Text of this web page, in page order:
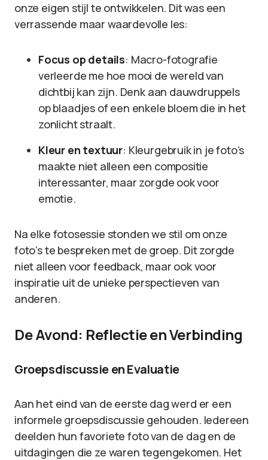
onze eigen stijl te ontwikkelen. Dit was een
verrassende maar waardevolle les:
Focus op details: Macro-fotografie
verleerde me hoe mooi de wereld van
dichtbij kan zijn. Denk aan dauwdruppels
op blaadjes of een enkele bloem die in het
zonlicht straalt.
Kleur en textuur: Kleurgebruik in je foto’s
maakte niet alleen een compositie
interessanter, maar zorgde ook voor
emotie.
Na elke fotosessie stonden we stil om onze
foto’s te bespreken met de groep. Dit zorgde
niet alleen voor feedback, maar ook voor
inspiratie uit de unieke perspectieven van
anderen.
De Avond: Reflectie en Verbinding
Groepsdiscussie en Evaluatie
Aan het eind van de eerste dag werd er een
informele groepsdiscussie gehouden. Iedereen
deelden hun favoriete foto van de dag en de
uitdagingen die ze waren tegengekomen. Het